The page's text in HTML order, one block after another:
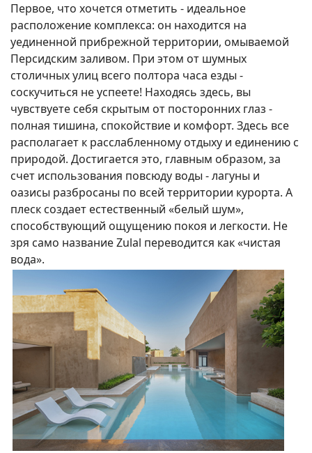
Первое, что хочется отметить - идеальное
расположение комплекса: он находится на
уединенной прибрежной территории, омываемой
Персидским заливом. При этом от шумных
столичных улиц всего полтора часа езды -
соскучиться не успеете! Находясь здесь, вы
чувствуете себя скрытым от посторонних глаз -
полная тишина, спокойствие и комфорт. Здесь все
располагает к расслабленному отдыху и единению с
природой. Достигается это, главным образом, за
счет использования повсюду воды - лагуны и
оазисы разбросаны по всей территории курорта. А
плеск создает естественный «белый шум»,
способствующий ощущению покоя и легкости. Не
зря само название Zulal переводится как «чистая
вода».